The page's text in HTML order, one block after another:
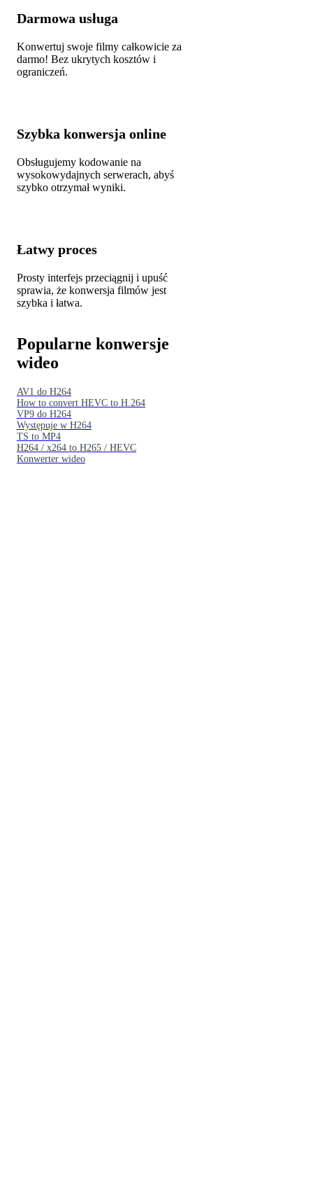
Darmowa usługa
Konwertuj swoje filmy całkowicie za
darmo! Bez ukrytych kosztów i
ograniczeń.
Szybka konwersja online
Obsługujemy kodowanie na
wysokowydajnych serwerach, abyś
szybko otrzymał wyniki.
Łatwy proces
Prosty interfejs przeciągnij i upuść
sprawia, że konwersja filmów jest
szybka i łatwa.
Popularne konwersje
wideo
AV1 do H264
How to convert HEVC to H.264
VP9 do H264
Występuje w H264
TS to MP4
H264 / x264 to H265 / HEVC
Konwerter wideo